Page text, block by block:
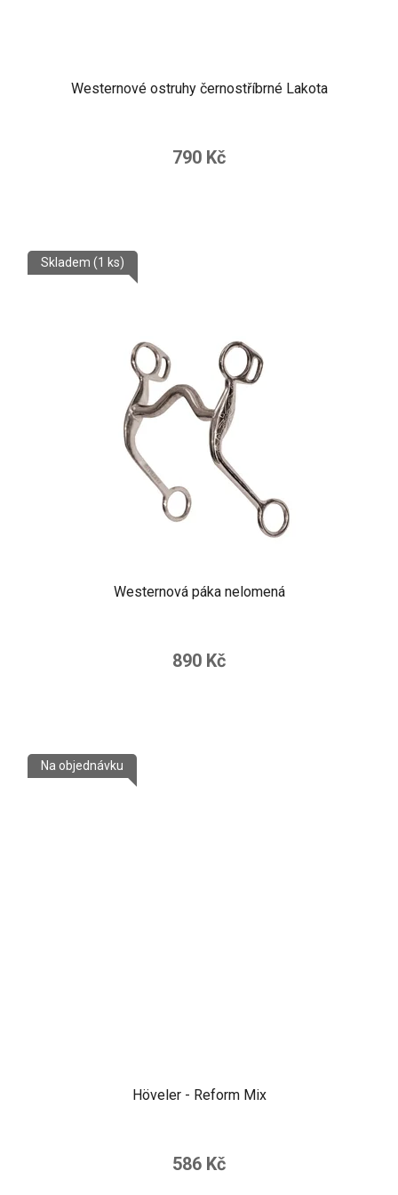
Westernové ostruhy černostříbrné Lakota
790 Kč
Westernová páka nelomená
Skladem (1 ks)
890 Kč
Höveler - Reform Mix
Na objednávku
586 Kč